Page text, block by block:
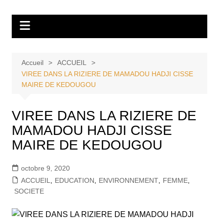
contenu
Tvdescollines
Accueil
ACCUEIL
VIREE DANS LA RIZIERE DE MAMADOU HADJI CISSE
MAIRE DE KEDOUGOU
VIREE DANS LA RIZIERE DE
MAMADOU HADJI CISSE
MAIRE DE KEDOUGOU
octobre 9, 2020
ACCUEIL
EDUCATION ENVIRONNEMENT, FEMME,
SOCIETE